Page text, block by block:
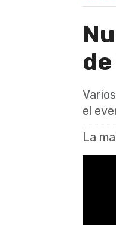
de
el
La